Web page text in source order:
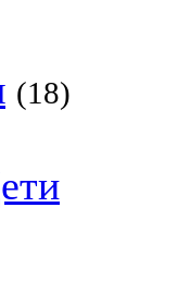
(18)